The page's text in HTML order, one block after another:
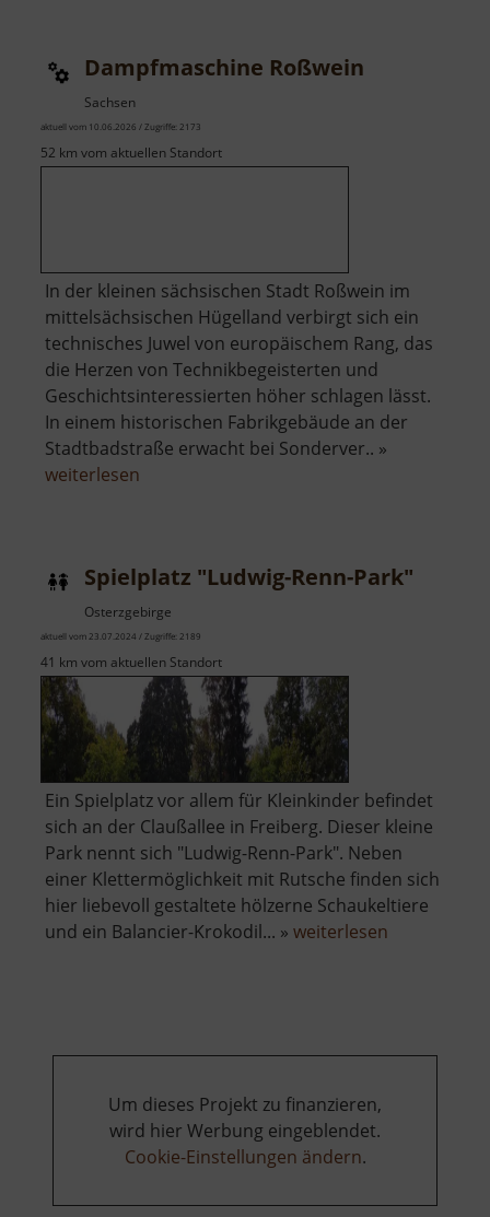
Dampfmaschine Roßwein
Sachsen
aktuell vom 10.06.2026 / Zugriffe: 2173
52 km vom aktuellen Standort
In der kleinen sächsischen Stadt Roßwein im
mittelsächsischen Hügelland verbirgt sich ein
technisches Juwel von europäischem Rang, das
die Herzen von Technikbegeisterten und
Geschichtsinteressierten höher schlagen lässt.
In einem historischen Fabrikgebäude an der
Stadtbadstraße erwacht bei Sonderver.. »
weiterlesen
Spielplatz "Ludwig-Renn-Park"
Osterzgebirge
aktuell vom 23.07.2024 / Zugriffe: 2189
41 km vom aktuellen Standort
Ein Spielplatz vor allem für Kleinkinder befindet
sich an der Claußallee in Freiberg. Dieser kleine
Park nennt sich "Ludwig-Renn-Park". Neben
einer Klettermöglichkeit mit Rutsche finden sich
hier liebevoll gestaltete hölzerne Schaukeltiere
und ein Balancier-Krokodil... » weiterlesen
Um dieses Projekt zu finanzieren,
wird hier Werbung eingeblendet.
Cookie-Einstellungen ändern.